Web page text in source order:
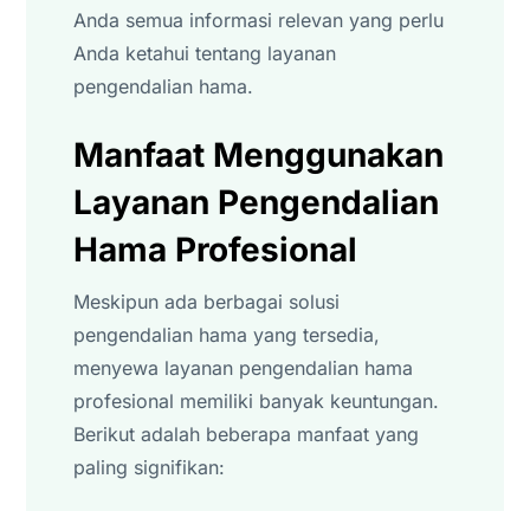
Anda semua informasi relevan yang perlu
Anda ketahui tentang layanan
pengendalian hama.
Manfaat Menggunakan
Layanan Pengendalian
Hama Profesional
Meskipun ada berbagai solusi
pengendalian hama yang tersedia,
menyewa layanan pengendalian hama
profesional memiliki banyak keuntungan.
Berikut adalah beberapa manfaat yang
paling signifikan: